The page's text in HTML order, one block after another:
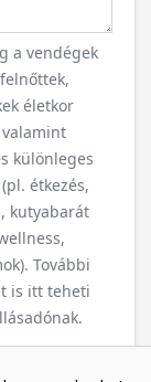
a vendégek
életkor
különleges
étkezés,
kutyabarát
További
is itt teheti